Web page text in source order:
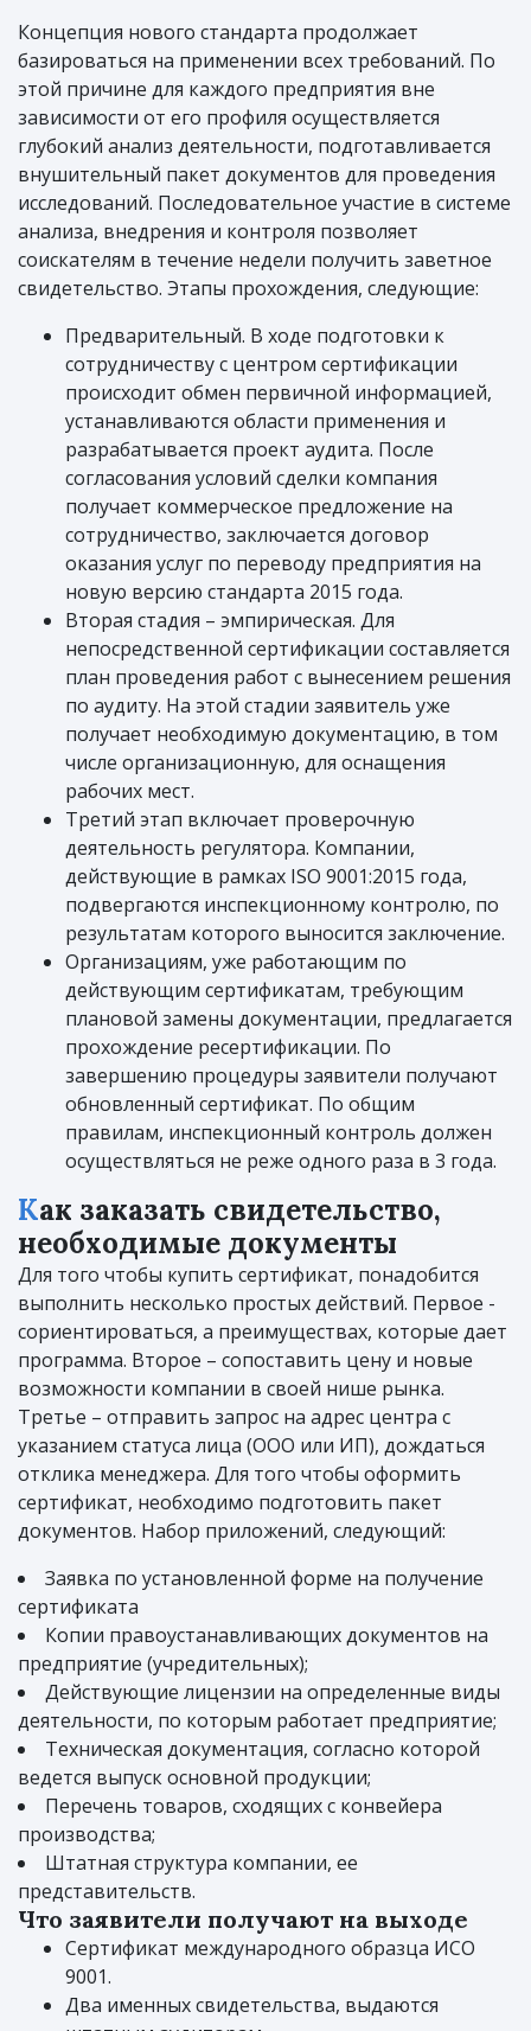
Концепция нового стандарта продолжает
базироваться на применении всех требований. По
этой причине для каждого предприятия вне
зависимости от его профиля осуществляется
глубокий анализ деятельности, подготавливается
внушительный пакет документов для проведения
исследований. Последовательное участие в системе
анализа, внедрения и контроля позволяет
соискателям в течение недели получить заветное
свидетельство. Этапы прохождения, следующие:
Предварительный. В ходе подготовки к
сотрудничеству с центром сертификации
происходит обмен первичной информацией,
устанавливаются области применения и
разрабатывается проект аудита. После
согласования условий сделки компания
получает коммерческое предложение на
сотрудничество, заключается договор
оказания услуг по переводу предприятия на
новую версию стандарта 2015 года.
Вторая стадия – эмпирическая. Для
непосредственной сертификации составляется
план проведения работ с вынесением решения
по аудиту. На этой стадии заявитель уже
получает необходимую документацию, в том
числе организационную, для оснащения
рабочих мест.
Третий этап включает проверочную
деятельность регулятора. Компании,
действующие в рамках ISO 9001:2015 года,
подвергаются инспекционному контролю, по
результатам которого выносится заключение.
Организациям, уже работающим по
действующим сертификатам, требующим
плановой замены документации, предлагается
прохождение ресертификации. По
завершению процедуры заявители получают
обновленный сертификат. По общим
правилам, инспекционный контроль должен
осуществляться не реже одного раза в 3 года.
Как заказать свидетельство,
необходимые документы
Для того чтобы купить сертификат, понадобится
выполнить несколько простых действий. Первое -
сориентироваться, а преимуществах, которые дает
программа. Второе – сопоставить цену и новые
возможности компании в своей нише рынка.
Третье – отправить запрос на адрес центра с
указанием статуса лица (ООО или ИП), дождаться
отклика менеджера. Для того чтобы оформить
сертификат, необходимо подготовить пакет
документов. Набор приложений, следующий:
Заявка по установленной форме на получение
сертификата
Копии правоустанавливающих документов на
предприятие (учредительных);
Действующие лицензии на определенные виды
деятельности, по которым работает предприятие;
Техническая документация, согласно которой
ведется выпуск основной продукции;
Перечень товаров, сходящих с конвейера
производства;
Штатная структура компании, ее
представительств.
Что заявители получают на выходе
Сертификат международного образца ИСО
9001.
Два именных свидетельства, выдаются